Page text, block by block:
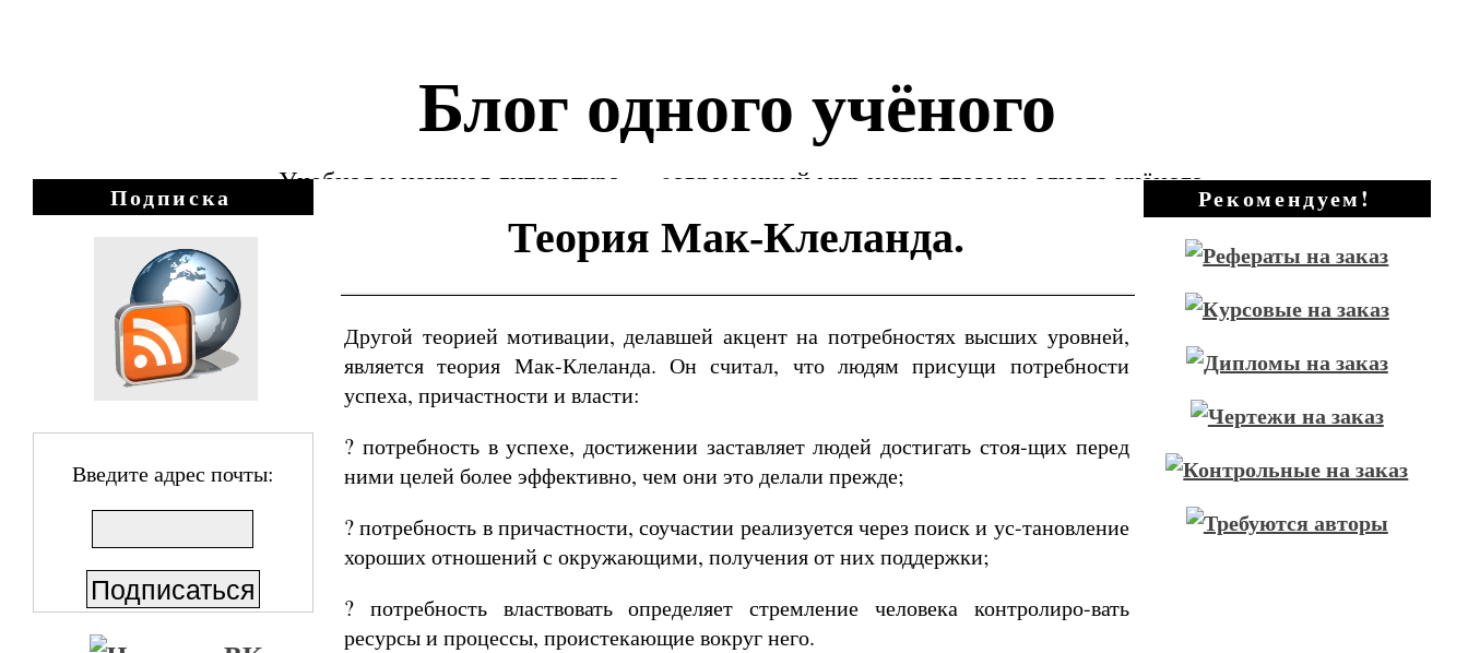
Блог одного учёного
Учебная и научная литература — cовременный мир науки глазами одного учёного
Подписка
Введите адрес почты:
Теория Мак-Клеланда.
Другой теорией мотивации, делавшей акцент на потребностях высших уровней,
является теория Мак-Клеланда. Он считал, что людям присущи потребности
успеха, причастности и власти:
? потребность в успехе, достижении заставляет людей достигать стоя-щих перед
ними целей более эффективно, чем они это делали прежде;
? потребность в причастности, соучастии реализуется через поиск и ус-тановление
хороших отношений с окружающими, получения от них поддержки;
? потребность властвовать определяет стремление человека контролиро-вать
ресурсы и процессы, проистекающие вокруг него.
Рекомендуем!